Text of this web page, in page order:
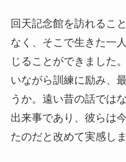
回天記念館を訪れるこ
なく、そこで生きた一
じることができました
いながら訓練に励み、
うか。遠い昔の話では
出来事であり、彼らは
たのだと改めて実感しま